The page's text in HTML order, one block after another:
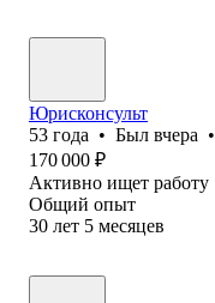
Юрисконсульт
53 года • Был вчера •
170 000 ₽
Активно ищет работу
Общий опыт
30 лет 5 месяцев